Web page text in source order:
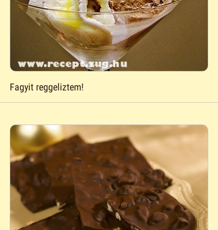
Fagyit reggeliztem!